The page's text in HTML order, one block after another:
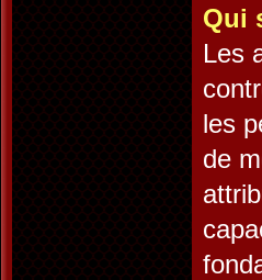
Qui
Les
les
de